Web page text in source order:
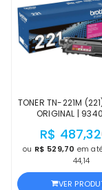
TONER TN-221M
ORIGINAL |
HL-3140CW
PRODUTO OFICIAL
COM NF E
R$ 487,32
ou R$ 529,70 em
44,14
VER